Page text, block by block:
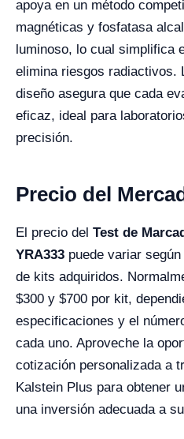
apoya en un método
magnéticas y fosfatasa
luminoso, lo cual simplifica
elimina riesgos radiactivos.
diseño asegura que cada
eficaz, ideal para
precisión.
Precio del
El precio del Test de
YRA333 puede variar
de kits adquiridos.
$300 y $700 por kit,
especificaciones y el
cada uno. Aproveche la
cotización personalizada a
Kalstein Plus para obtener
una inversión adecuada a